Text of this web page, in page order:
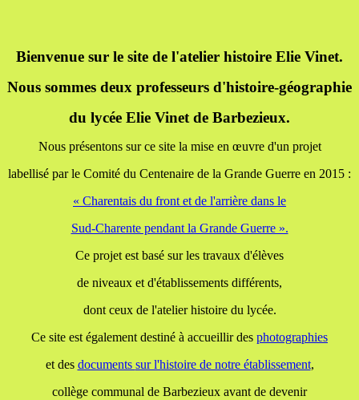
Bienvenue sur le site de l'atelier histoire Elie Vinet.
Nous sommes deux professeurs d'histoire-géographie
du lycée Elie Vinet de Barbezieux.
Nous présentons sur ce site la mise en œuvre d'un projet
labellisé par le Comité du Centenaire de la Grande Guerre en 2015 :
« Charentais du front et de l'arrière dans le
Sud-Charente pendant la Grande Guerre ».
Ce projet est basé sur les travaux d'élèves
de niveaux et d'établissements différents,
dont ceux de l'atelier histoire du lycée.
Ce site est également destiné à accueillir des photographies
et des documents sur l'histoire de notre établissement,
collège communal de Barbezieux avant de devenir